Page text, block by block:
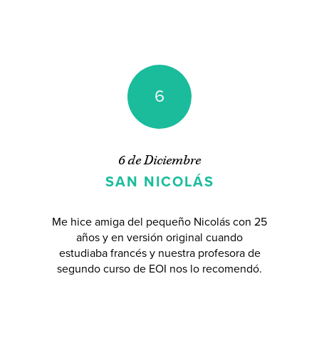
6
6 de Diciembre
SAN NICOLÁS
Me hice amiga del pequeño Nicolás con 25
años y en versión original cuando
estudiaba francés y nuestra profesora de
segundo curso de EOI nos lo recomendó.